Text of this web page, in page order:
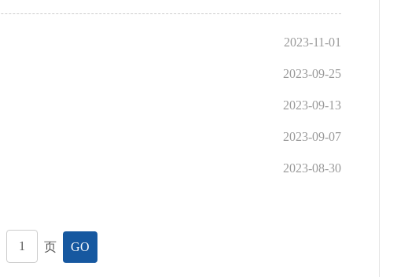
2023-11-01
2023-09-25
2023-09-13
2023-09-07
2023-08-30
页 GO